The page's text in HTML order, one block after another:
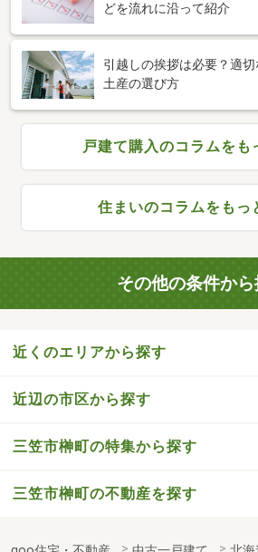
どを流れに沿って紹介
引越しの挨拶は必要？適
土産の選び方
戸建て購入のコラムをも
住まいのコラムをもっ
その他の条件か
近くのエリアから探す
近辺の市区から探す
三笠市榊町の特集から探す
三笠市榊町の不動産を探す